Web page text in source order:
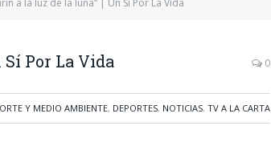
a la luz de la luna” | Un Sí Por La Vida
Por La Vida 0
Y MEDIO AMBIENTE, DEPORTES, NOTICIAS, TV A LA CARTA